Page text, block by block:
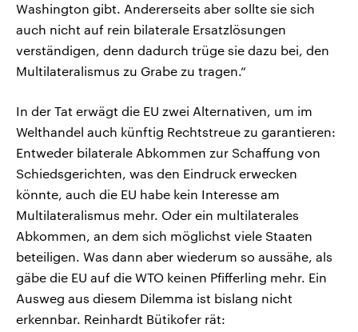
Washington gibt. Andererseits aber sollte sie sich
auch nicht auf rein bilaterale Ersatzlösungen
verständigen, denn dadurch trüge sie dazu bei, den
Multilateralismus zu Grabe zu tragen.“
In der Tat erwägt die EU zwei Alternativen, um im
Welthandel auch künftig Rechtstreue zu garantieren:
Entweder bilaterale Abkommen zur Schaffung von
Schiedsgerichten, was den Eindruck erwecken
könnte, auch die EU habe kein Interesse am
Multilateralismus mehr. Oder ein multilaterales
Abkommen, an dem sich möglichst viele Staaten
beteiligen. Was dann aber wiederum so aussähe, als
gäbe die EU auf die WTO keinen Pfifferling mehr. Ein
Ausweg aus diesem Dilemma ist bislang nicht
erkennbar. Reinhardt Bütikofer rät: